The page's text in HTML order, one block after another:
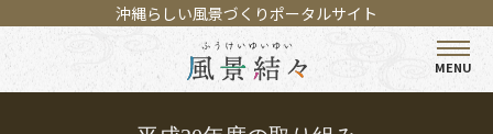
沖縄らしい風景づくりポータルサイト
MENU